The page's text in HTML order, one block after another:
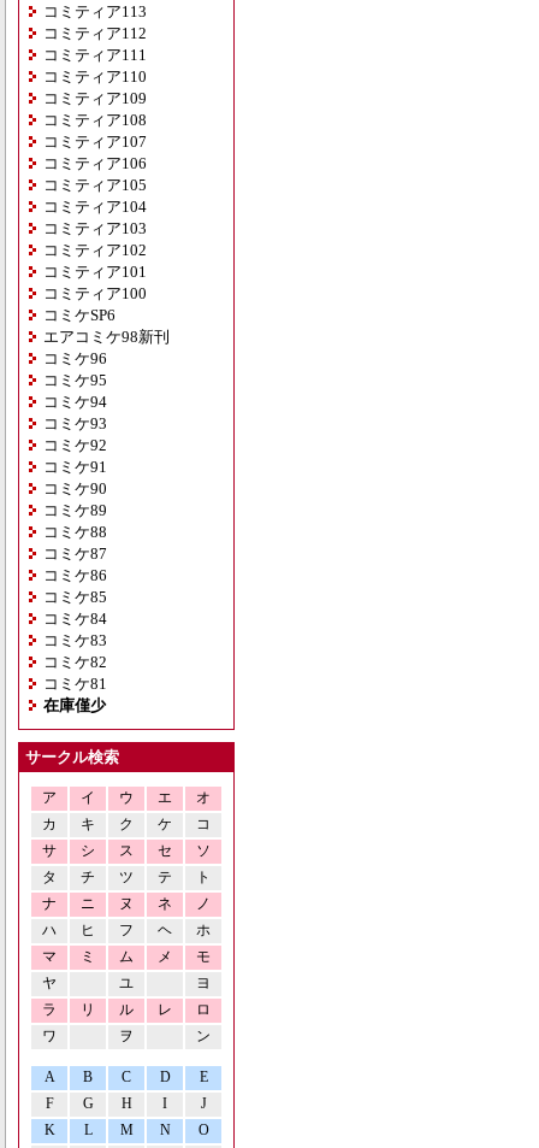
コミティア113
コミティア112
コミティア111
コミティア110
コミティア109
コミティア108
コミティア107
コミティア106
コミティア105
コミティア104
コミティア103
コミティア102
コミティア101
コミティア100
コミケSP6
エアコミケ98新刊
コミケ96
コミケ95
コミケ94
コミケ93
コミケ92
コミケ91
コミケ90
コミケ89
コミケ88
コミケ87
コミケ86
コミケ85
コミケ84
コミケ83
コミケ82
コミケ81
在庫僅少
サークル検索
ア イ ウ エ
オ
カ
キ ク ケ
コ
サ
シ ス セ
ソ
タ
チ ツ テ
ト
ナ
ニ ヌ ネ
ノ
ハ
ヒ フ ヘ
ホ
マ
ミ ム メ
モ
ヤ
ユ
ヨ
ラ
リ ル レ
ロ
ワ
ヲ ン
A B C D
E
F
G H I
J
K
L M N O